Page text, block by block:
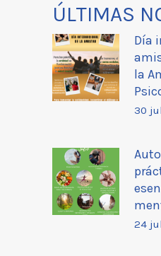
ÚLTIMAS
Día
la
30
24